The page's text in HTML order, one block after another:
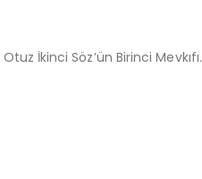
İkinci Söz’ün Birinci Mevkıfı.